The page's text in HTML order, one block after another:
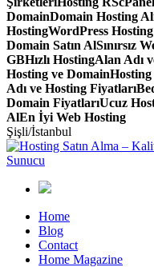
DomainDomain Hosting
HostingWordPress
Domain Satın AlSınırsız
GBHızlı HostingAlan Adı
Hosting ve DomainHosting
Adı ve Hosting Fiyatları
Domain FiyatlarıUcuz
AlEn İyi Web Hosting
Şişli/İstanbul
Home
Blog
Contact
Home Magazine